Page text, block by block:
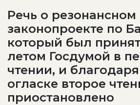
Речь о резонансном
законопроекте по
который был
летом Госдумой в
чтении, и
огласке второе
приостановлено